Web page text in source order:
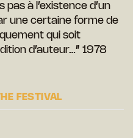
à l’existence d’un
une certaine forme de
qui soit
d’auteur…” 1978
FESTIVAL